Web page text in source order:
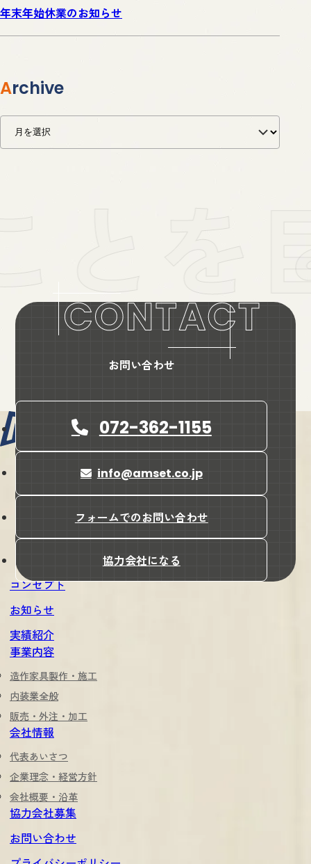
年末年始休業のお知らせ
Archive
お問い合わせ
072-362-1155
info@amset.co.jp
フォームでのお問い合わせ
協力会社になる
会社名
所在地
大阪府堺市美原区木材通4-17-7
コンセプト
お知らせ
実績紹介
事業内容
造作家具製作・施工
内装業全般
販売・外注・加工
会社情報
代表あいさつ
企業理念・経営方針
会社概要・沿革
協力会社募集
お問い合わせ